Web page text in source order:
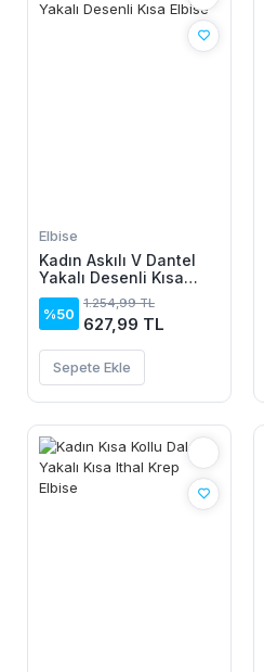
Elbise
Kadın Askılı V Dantel
Yakalı Desenli Kısa
Elbise
%50
1.254,99 TL
627,99 TL
Sepete Ekle